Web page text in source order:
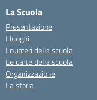
La Scuola
Presentazione
I luoghi
I numeri della scuola
Le carte della scuola
Organizzazione
La storia